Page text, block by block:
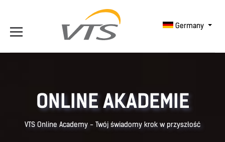
Germany
ONLINE AKADEMIE
VTS Online Academy - Twój świadomy krok w przyszłość